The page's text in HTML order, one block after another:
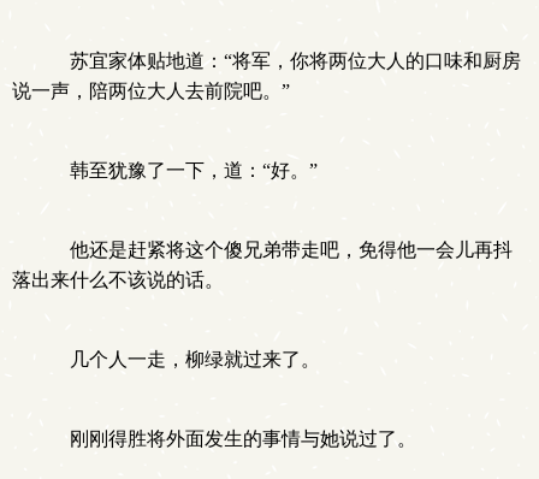
苏宜家体贴地道：“将军，你将两位大人的口味和厨房
说一声，陪两位大人去前院吧。”
韩至犹豫了一下，道：“好。”
他还是赶紧将这个傻兄弟带走吧，免得他一会儿再抖
落出来什么不该说的话。
几个人一走，柳绿就过来了。
刚刚得胜将外面发生的事情与她说过了。